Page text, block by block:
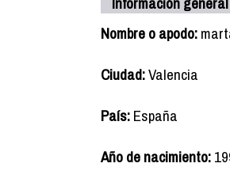
Nombre o apodo:
Ciudad:Valencia
País:España
Año de nacimiento: